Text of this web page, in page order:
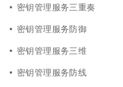
密钥管理服务三重奏
密钥管理服务防御
密钥管理服务三维
密钥管理服务防线